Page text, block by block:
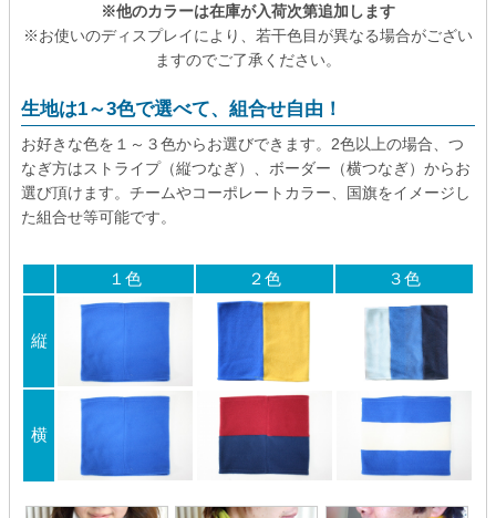
※他のカラーは在庫が入荷次第追加します
※お使いのディスプレイにより、若干色目が異なる場合がござい
ますのでご了承ください。
生地は1～3色で選べて、組合せ自由！
お好きな色を１～３色からお選びできます。2色以上の場合、つ
なぎ方はストライプ（縦つなぎ）、ボーダー（横つなぎ）からお
選び頂けます。チームやコーポレートカラー、国旗をイメージし
た組合せ等可能です。
１色 ２色 ３色
縦
横